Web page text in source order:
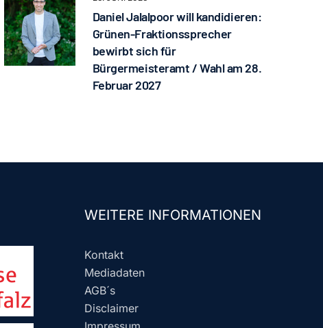
Daniel Jalalpoor will kandidieren:
Grünen-Fraktionssprecher
bewirbt sich für
Bürgermeisteramt / Wahl am 28.
Februar 2027
WEITERE INFORMATIONEN
Kontakt
Mediadaten
AGB´s
Disclaimer